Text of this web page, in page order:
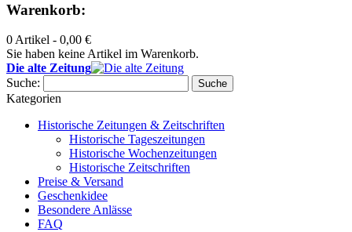
Warenkorb:
0 Artikel - 0,00 €
Sie haben keine Artikel im Warenkorb.
Die alte Zeitung
Suche:
Suche
Kategorien
Historische Zeitungen & Zeitschriften
Historische Tageszeitungen
Historische Wochenzeitungen
Historische Zeitschriften
Preise & Versand
Geschenkidee
Besondere Anlässe
FAQ